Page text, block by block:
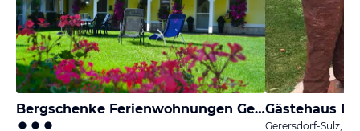
Bergschenke Ferienwohnungen GerersdorfGästehaus
Gerersdorf-Sulz,